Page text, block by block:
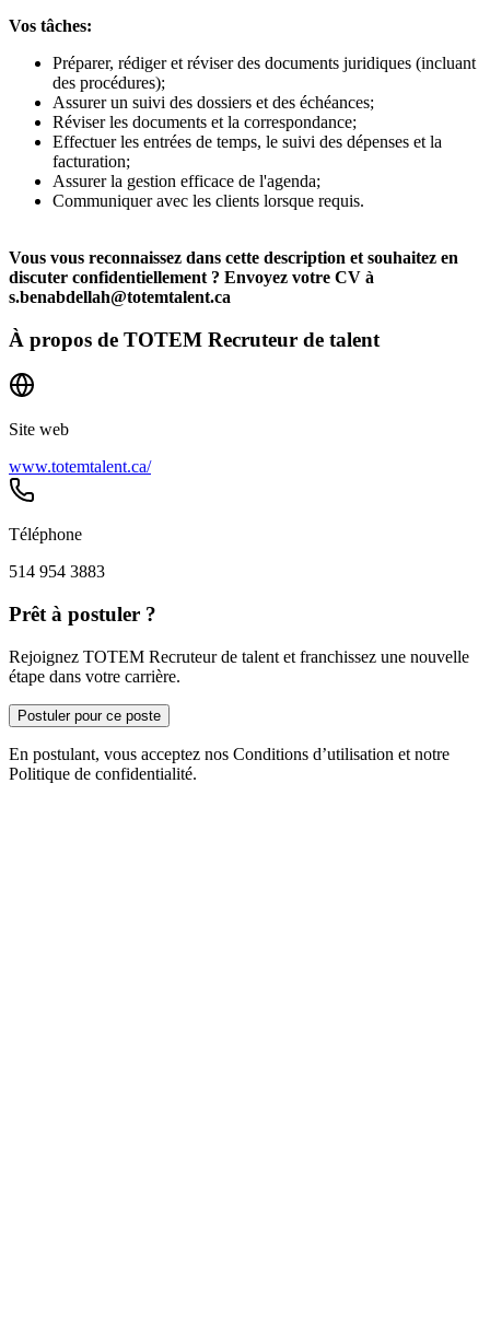
Vos tâches:
Préparer, rédiger et réviser des documents juridiques (incluant
des procédures);
Assurer un suivi des dossiers et des échéances;
Réviser les documents et la correspondance;
Effectuer les entrées de temps, le suivi des dépenses et la
facturation;
Assurer la gestion efficace de l'agenda;
Communiquer avec les clients lorsque requis.
Vous vous reconnaissez dans cette description et souhaitez en
discuter confidentiellement ? Envoyez votre CV à
s.benabdellah@totemtalent.ca
À propos de TOTEM Recruteur de talent
Site web
www.totemtalent.ca/
Téléphone
514 954 3883
Prêt à postuler ?
Rejoignez TOTEM Recruteur de talent et franchissez une nouvelle
étape dans votre carrière.
Postuler pour ce poste
En postulant, vous acceptez nos Conditions d’utilisation et notre
Politique de confidentialité.